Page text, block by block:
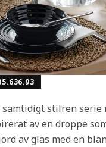
samtidigt stilren serie
av en droppe
av glas med en